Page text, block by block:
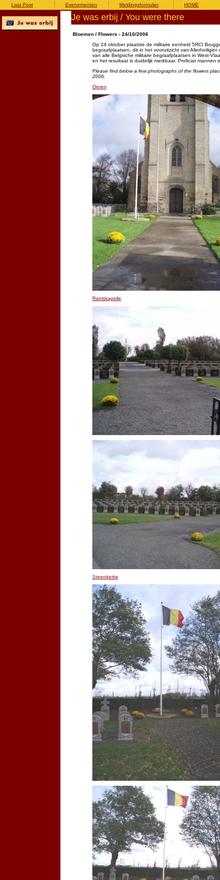
Last Post Evenementen Meldingsformulier HOME
Je was erbij / You were there
Bloemen / Flowers - 24/10/2006
Op 24 oktober plaatste de militaire eenheid 5RCI
begraafplaatsen, dit in het vooruitzicht van
van alle Belgische militaire begraafplaatsen in West-
en het resultaat is duidelijk merkbaar. Proficiat mannen
Please find below a few photographs of the flowers
2006.
Oeren
Ramskapelle
Steenkerke